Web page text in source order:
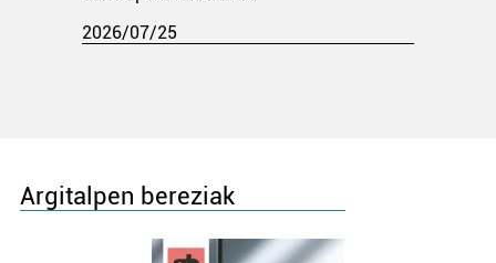
2026/07/25
Argitalpen bereziak